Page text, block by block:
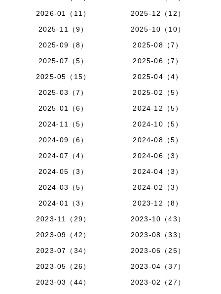
2026-01（11）
2025-12（12）
2025-11（9）
2025-10（10）
2025-09（8）
2025-08（7）
2025-07（5）
2025-06（7）
2025-05（15）
2025-04（4）
2025-03（7）
2025-02（5）
2025-01（6）
2024-12（5）
2024-11（5）
2024-10（5）
2024-09（6）
2024-08（5）
2024-07（4）
2024-06（3）
2024-05（3）
2024-04（3）
2024-03（5）
2024-02（3）
2024-01（3）
2023-12（8）
2023-11（29）
2023-10（43）
2023-09（42）
2023-08（33）
2023-07（34）
2023-06（25）
2023-05（26）
2023-04（37）
2023-03（44）
2023-02（27）